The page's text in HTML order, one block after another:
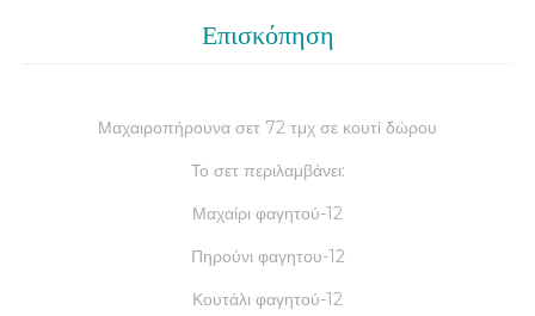
Επισκόπηση
Μαχαιροπήρουνα σετ 72 τμχ σε κουτί δώρου
Το σετ περιλαμβάνει:
Μαχαίρι φαγητού-12
Πηρούνι φαγητου-12
Κουτάλι φαγητού-12